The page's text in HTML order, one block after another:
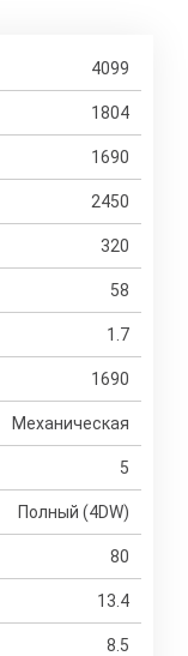
4099
1804
1690
2450
320
58
1.7
1690
Механическая
5
Полный (4DW)
80
13.4
8.5